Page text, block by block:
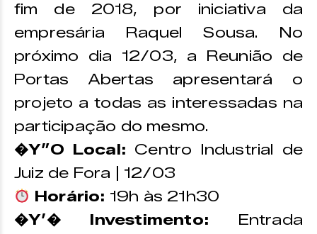
fim de 2018, por iniciativa da
empresária Raquel Sousa. No
próximo dia 12/03, a Reunião de
Portas Abertas apresentará o
projeto a todas as interessadas na
participação do mesmo.
�Y”O Local: Centro Industrial de
Juiz de Fora | 12/03
Horário: 19h às 21h30
�Y’� Investimento: Entrada